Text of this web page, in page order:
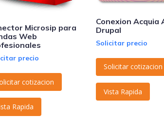
Microsip para
Web
precio
cotizacion
Rapida
Conexion Acquia
Drupal
Solicitar precio
Solicitar cotizacion
Vista Rapida